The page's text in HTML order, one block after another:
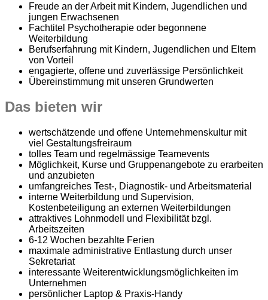
Freude an der Arbeit mit Kindern, Jugendlichen und
jungen Erwachsenen
Fachtitel Psychotherapie oder begonnene
Weiterbildung
Berufserfahrung mit Kindern, Jugendlichen und Eltern
von Vorteil
engagierte, offene und zuverlässige Persönlichkeit
Übereinstimmung mit unseren Grundwerten
Das bieten wir
wertschätzende und offene Unternehmenskultur mit
viel Gestaltungsfreiraum
tolles Team und regelmässige Teamevents
Möglichkeit, Kurse und Gruppenangebote zu erarbeiten
und anzubieten
umfangreiches Test-, Diagnostik- und Arbeitsmaterial
interne Weiterbildung und Supervision,
Kostenbeteiligung an externen Weiterbildungen
attraktives Lohnmodell und Flexibilität bzgl.
Arbeitszeiten
6-12 Wochen bezahlte Ferien
maximale administrative Entlastung durch unser
Sekretariat
interessante Weiterentwicklungsmöglichkeiten im
Unternehmen
persönlicher Laptop & Praxis-Handy